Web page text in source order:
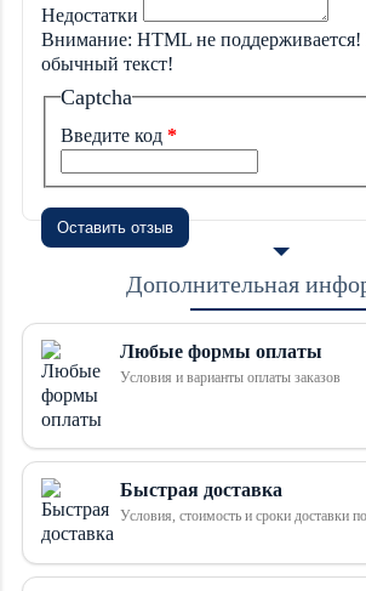
Недостатки
Внимание: HTML не поддерживается!
обычный текст!
Captcha
Введите код
Оставить отзыв
Дополнительная
Любые формы оплаты
Условия и варианты оплаты заказов
Быстрая доставка
Условия, стоимость и сроки доставки